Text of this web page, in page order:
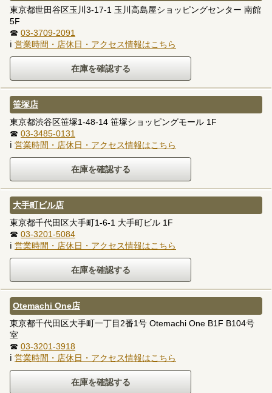
東京都世田谷区玉川3-17-1 玉川高島屋ショッピングセンター 南館
5F
☎ 03-3709-2091
ℹ 営業時間・店休日・アクセス情報はこちら
笹塚店
東京都渋谷区笹塚1-48-14 笹塚ショッピングモール 1F
☎ 03-3485-0131
ℹ 営業時間・店休日・アクセス情報はこちら
大手町ビル店
東京都千代田区大手町1-6-1 大手町ビル 1F
☎ 03-3201-5084
ℹ 営業時間・店休日・アクセス情報はこちら
Otemachi One店
東京都千代田区大手町一丁目2番1号 Otemachi One B1F B104号
室
☎ 03-3201-3918
ℹ 営業時間・店休日・アクセス情報はこちら